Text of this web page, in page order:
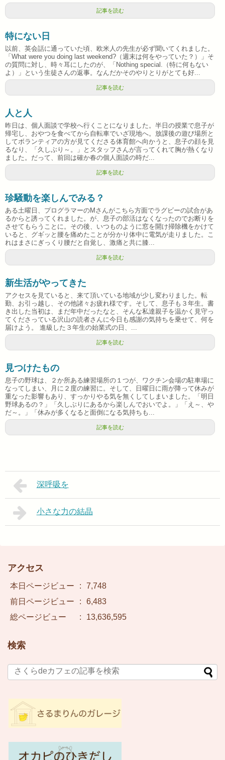
記事を読む
特にない日
以前、英会話に通っていた頃、欧米人の先生が必ず聞いてくれました。
「What were you doing last weekend?（週末は何をやっていた？）」そ
の質問に対し、時々耳にしたのが、「Nothing special.（特に何もない
よ）」という生徒さんの返事。なんだかそのやりとりがとても好...
記事を読む
人と人
昨日は、個人面談で学校へ行くことになりました。半日の授業で息子が
帰宅し、おやつを食べてから自転車でいざ現地へ。放課後の遊び場所と
してボランティアの方が見てくださる体育館へ向かうと、息子の顔を見
るなり、「久しぶり～。」とスタッフさんが言ってくれて胸が熱くなり
ました。だって、前回は確か春の個人面談の時だ...
記事を読む
珍騒動を楽しんでみる？
ある土曜日、プログラマーのMさんがこちら方面でラグビーの試合があ
るからと誘ってくれました。が、息子の部活はなくなったのでお断りを
させてもらうことに。その後、いつものように窓を開け掃除機をかけて
いると、グギッと腰を痛めたことが分かり体中に電気が走りました。こ
れはまさにぎっくり腰だと自覚し、激痛と共に膝...
記事を読む
新生活がやってきた
アクセスを見ていると、来て頂いている地域が少し変わりました。転
勤、お引っ越し、その他諸々お疲れ様です。そして、息子も３年生。書
き出した当初は、まだ年中だったなと、そんな私達親子を温かく見守っ
てくださっている沢山の読者さんに今日も感謝の気持ちを乗せて、何を
届けよう。 進級した３年生の始業式の日、...
記事を読む
見つけたもの
息子の野球は、２か所ある練習場所の１つが、ワクチン会場の駐車場に
なってしまい、月に２度の練習に。そして、日曜日に雨が降って休みが
重なった影響もあり、すっかりやる気を無くしてしまいました。「明日
野球あるの？」「久しぶりにあるから楽しんでおいでよ。」「え～、や
だ～。」「休みが多くなると面倒になる気持ちも...
記事を読む
深呼吸を
小さな力の結晶
アクセス
本日ページビュー :
7,748
前日ページビュー
:
6,483
総ページビュー
: 13,636,595
検索